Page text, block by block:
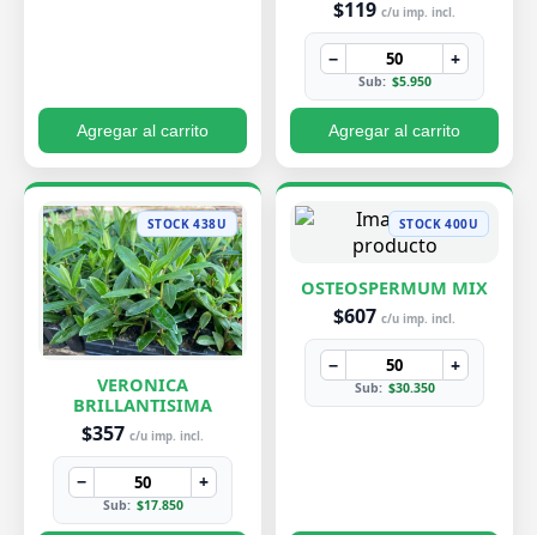
Agregar al carrito
$119 c/u imp. incl.
− +
Sub: $5.950
Agregar al carrito
STOCK 438U
VERONICA
BRILLANTISIMA
$357 c/u imp. incl.
− +
Sub: $17.850
STOCK 400U
OSTEOSPERMUM MIX
$607 c/u imp. incl.
− +
Sub: $30.350